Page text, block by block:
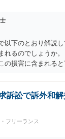
以下のとおり解説
れるのでしょうか
の損害に含まれる
損害に含まれる可
これらの損害に含
する見解もあり、争
も、民法の不法行
ります）。」 → こ
の余地もあるので
訴訟で訴外和
フリーランス